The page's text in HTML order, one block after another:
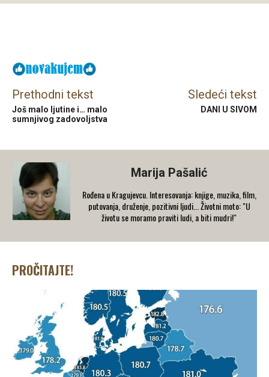
Prethodni tekst
Još malo ljutine i… malo
sumnjivog zadovoljstva
Sledeći tekst
DANI U SIVOM
Marija Pašalić
​Rođena u Kragujevcu. Interesovanja: knjige, muzika, film,
putovanja, druženje, pozitivni ljudi... Životni moto: "U
životu se moramo praviti ludi, a biti mudri!"
PROČITAJTE!